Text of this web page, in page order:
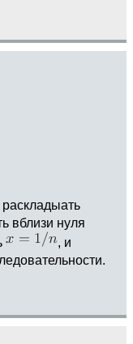
вблизи нуля
, и